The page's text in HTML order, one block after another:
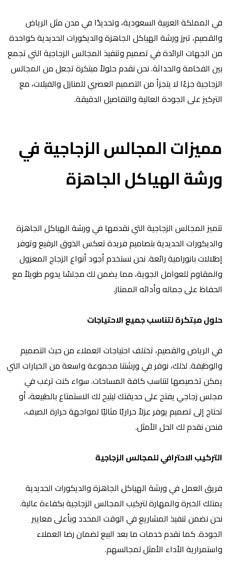
في المملكة العربية السعودية، وتحديدًا في مدن مثل الرياض
والقصيم، تبرز ورشة الهياكل الجاهزة والديكورات الحديدية كواحدة
من الجهات الرائدة في تصميم وتنفيذ المجالس الزجاجية التي تجمع
بين الفخامة والحداثة. نحن نقدم حلولاً مبتكرة تجعل من المجالس
الزجاجية جزءًا لا يتجزأ من التصميم العصري للمنازل والفيلات، مع
التركيز على الجودة العالية والتفاصيل الدقيقة.
مميزات المجالس الزجاجية في
ورشة الهياكل الجاهزة
تتميز المجالس الزجاجية التي نقدمها في ورشة الهياكل الجاهزة
والديكورات الحديدية بتصاميم فريدة تعكس الذوق الرفيع وتوفر
إطلالات بانورامية رائعة. نحن نستخدم أجود أنواع الزجاج المعزول
والمقاوم للعوامل الجوية، مما يضمن لك مجلسًا يدوم طويلاً مع
الحفاظ على جماله وأدائه الممتاز.
حلول مبتكرة لتناسب جميع الاحتياجات
في الرياض والقصيم، تختلف احتياجات العملاء من حيث التصميم
والوظيفة. لذلك، نوفر في ورشتنا مجموعة واسعة من الخيارات التي
يمكن تخصيصها لتناسب كافة المساحات. سواء كنت ترغب في
مجلس زجاجي يفتح على حديقتك ليتيح لك الاستمتاع بالطبيعة، أو
تحتاج إلى تصميم يوفر عزلاً حراريًا مثاليًا لمواجهة حرارة الصيف،
فنحن نقدم لك الحل الأمثل.
التركيب الاحترافي للمجالس الزجاجية
فريق العمل في ورشة الهياكل الجاهزة والديكورات الحديدية
يمتلك الخبرة والمهارة لتركيب المجالس الزجاجية بكفاءة عالية.
نحن نضمن تنفيذ المشاريع في الوقت المحدد وبأعلى معايير
الجودة. كما نقدم خدمات ما بعد البيع لضمان رضا العملاء
واستمرارية الأداء الأمثل لمجالسهم.